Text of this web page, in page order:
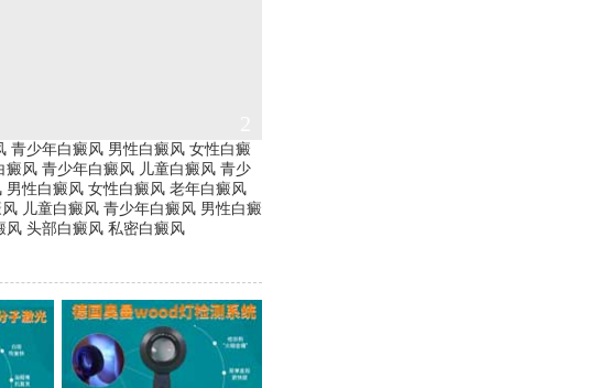
青少年白癜风 男性白癜风 女性白癜
癜风 青少年白癜风 儿童白癜风 青少
男性白癜风 女性白癜风 老年白癜风
儿童白癜风 青少年白癜风 男性白癜
风 头部白癜风 私密白癜风